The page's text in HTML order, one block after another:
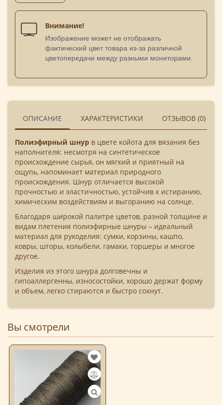
Внимание!
Изображение может не отображать
фактический цвет товара из-за различной
цветопередачи между разными мониторами.
ОПИСАНИЕ ХАРАКТЕРИСТИКИ ОТЗЫВОВ (0)
Полиэфирный шнур в цвете койота для вязания без
наполнителя: несмотря на синтетическое
происхождение сырья, он мягкий и приятный на
ощупь, напоминает материал природного
происхождения. Шнур отличается высокой
прочностью и эластичностью, устойчив к истиранию,
химическим воздействиям и выгоранию на солнце.
Благодаря широкой палитре цветов, разной толщине и
видам плетения полиэфирные шнуры – идеальный
материал для рукоделия: сумки, корзины, кашпо,
ковры, шторы, колыбели, гамаки, торшеры и многое
другое.
Изделия из этого шнура долговечны и
гипоаллергенны, износостойки, хорошо держат форму
и объем, легко стираются и быстро сохнут.
Вы смотрели